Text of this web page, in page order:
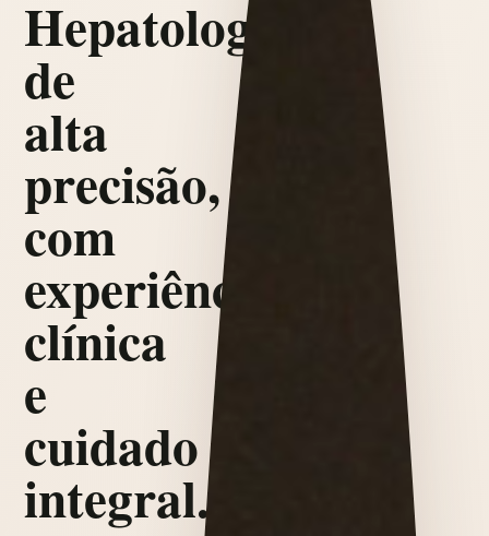
Hepatologia
de
alta
precisão,
com
experiência
clínica
e
cuidado
integral.